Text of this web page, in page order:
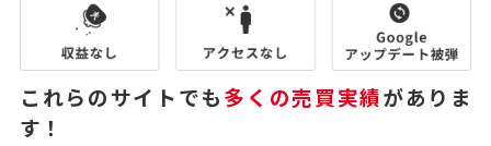
これらのサイトでも多くの売買実績がありま
す！